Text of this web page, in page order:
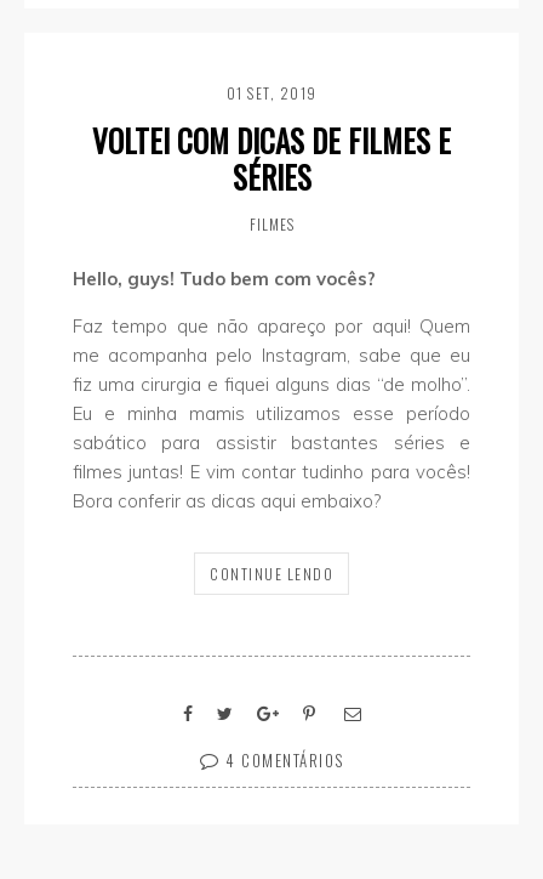
01 SET, 2019
VOLTEI COM DICAS DE FILMES E
SÉRIES
FILMES
Hello, guys! Tudo bem com vocês?
Faz tempo que não apareço por aqui! Quem
me acompanha pelo Instagram, sabe que eu
fiz uma cirurgia e fiquei alguns dias “de molho”.
Eu e minha mamis utilizamos esse período
sabático para assistir bastantes séries e
filmes juntas! E vim contar tudinho para vocês!
Bora conferir as dicas aqui embaixo?
CONTINUE LENDO
4 COMENTÁRIOS